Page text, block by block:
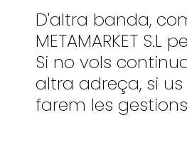
D'altra banda,
METAMARKET
Si no vols
altra adreça, si
farem les